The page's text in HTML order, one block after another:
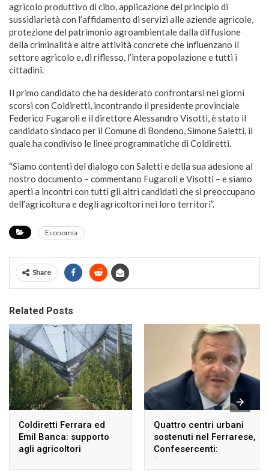
agricolo produttivo di cibo, applicazione del principio di
sussidiarietà con l’affidamento di servizi alle aziende agricole,
protezione del patrimonio agroambientale dalla diffusione
della criminalità e altre attività concrete che influenzano il
settore agricolo e, di riflesso, l’intera popolazione e tutti i
cittadini.
Il primo candidato che ha desiderato confrontarsi nei giorni
scorsi con Coldiretti, incontrando il presidente provinciale
Federico Fugaroli e il direttore Alessandro Visotti, è stato il
candidato sindaco per il Comune di Bondeno, Simone Saletti, il
quale ha condiviso le linee programmatiche di Coldiretti.
“Siamo contenti del dialogo con Saletti e della sua adesione al
nostro documento – commentano Fugaroli e Visotti – e siamo
aperti a incontri con tutti gli altri candidati che si preoccupano
dell’agricoltura e degli agricoltori nei loro territori”.
Economia
Share
Related Posts
Coldiretti Ferrara ed
Emil Banca: supporto
agli agricoltori
Quattro centri urbani
sostenuti nel Ferrarese,
Confesercenti: